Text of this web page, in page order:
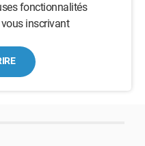
fonctionnalités
inscrivant